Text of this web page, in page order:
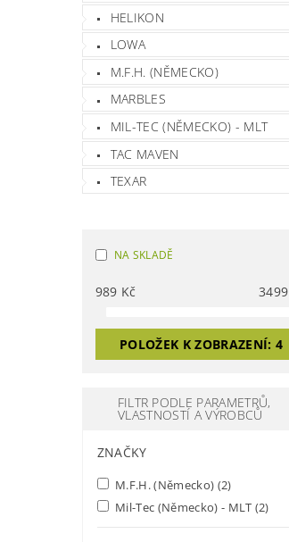
HELIKON
LOWA
M.F.H. (NĚMECKO)
MARBLES
MIL-TEC (NĚMECKO) - MLT
TAC MAVEN
TEXAR
NA SKLADĚ
989 Kč 3499
POLOŽEK K ZOBRAZENÍ: 4
FILTR PODLE PARAMETRŮ,
VLASTNOSTÍ A VÝROBCŮ
ZNAČKY
M.F.H. (Německo) (2)
Mil-Tec (Německo) - MLT (2)